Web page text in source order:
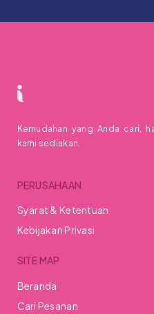
Kemudahan yang Anda cari,
kami sediakan.
PERUSAHAAN
Syarat & Ketentuan
Kebijakan Privasi
SITE MAP
Beranda
Cari Pesanan